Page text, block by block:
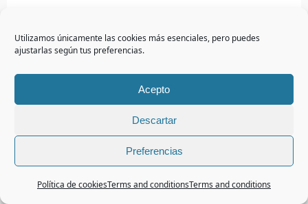
Utilizamos únicamente las cookies más esenciales, pero puedes
ajustarlas según tus preferencias.
Acepto
Descartar
Preferencias
Política de cookiesTerms and conditionsTerms and conditions
Copyright © 2026 Altana Programs